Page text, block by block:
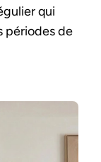
qui
périodes de